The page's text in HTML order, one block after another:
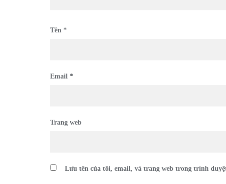
Tên *
Email *
Trang web
Lưu tên của tôi, email, và trang web trong trình